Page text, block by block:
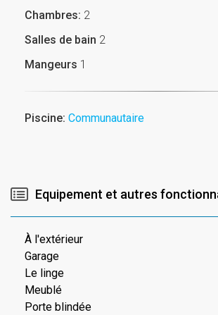
Chambres: 2
Salles de bain 2
Mangeurs 1
Piscine: Communautaire
Equipement et autres
À l'extérieur
Garage
Le linge
Meublé
Porte blindée